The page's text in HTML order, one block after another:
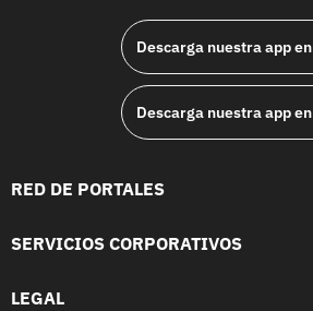
Descarga nuestra app en
Descarga nuestra app en
RED DE PORTALES
SERVICIOS CORPORATIVOS
LEGAL